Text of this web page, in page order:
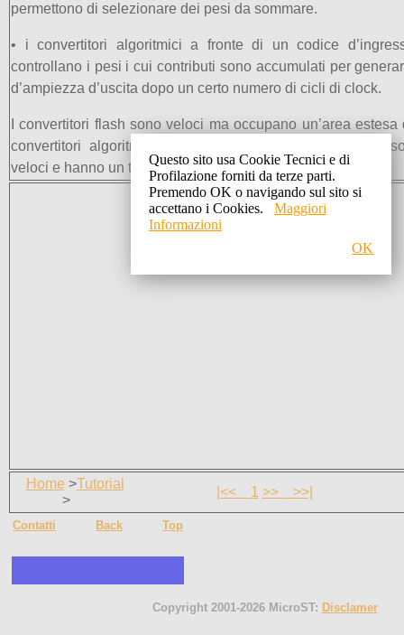
permettono di selezionare dei pesi da sommare.
• i convertitori algoritmici a fronte di un codice
controllano i pesi i cui contributi sono accumulati per
d’ampiezza d’uscita dopo un certo numero di cicli di clock.
I convertitori flash sono veloci ma occupano un’area
convertitori algoritmici richiedono aree piu' piccole ma
veloci e hanno un throughput piu' basso
Home >Tutorial
>
|<< 1 >> >>|
Contatti Back Top
Copyright 2001-2026 MicroST: Disclamer
Questo sito usa Cookie Tecnici e di
Profilazione forniti da terze parti.
Premendo OK o navigando sul sito si
accettano i Cookies.
Maggiori
Informazioni
OK